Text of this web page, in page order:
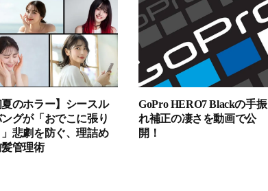
夏のホラー】シースル
グが「おでこに張り
悲劇を防ぐ、理詰め
管理術
GoPro HERO7 Blackの手振
れ補正の凄さを動画で公
開！